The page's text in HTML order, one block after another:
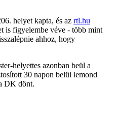
helyet kapta, és az rtl.hu
is figyelembe véve - több mint
ahhoz, hogy
helyettes azonban beül a
30 napon belül lemond
DK dönt.